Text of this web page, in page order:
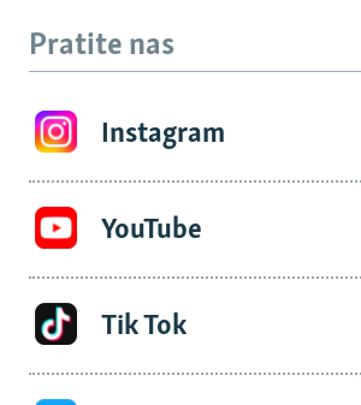
Pratite nas
Instagram
YouTube
Tik Tok